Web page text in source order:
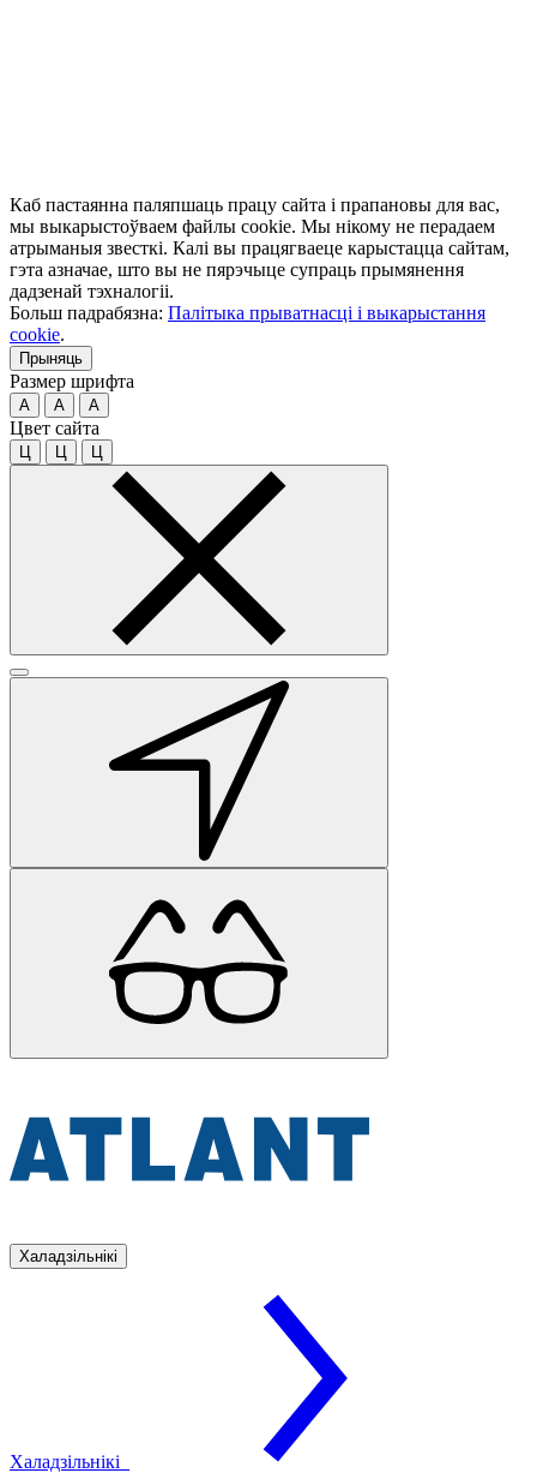
Каб пастаянна паляпшаць працу сайта і прапановы для вас,
мы выкарыстоўваем файлы cookie. Мы нікому не перадаем
атрыманыя звесткі. Калі вы працягваеце карыстацца сайтам,
гэта азначае, што вы не пярэчыце супраць прымянення
дадзенай тэхналогіі.
Больш падрабязна: Палітыка прыватнасці і выкарыстання
cookie.
Прыняць
Размер шрифта
A A A
Цвет сайта
Ц Ц Ц
Халадзільнікі
Халадзільнікі